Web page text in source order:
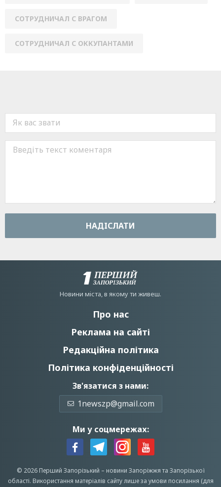
СОТРУДНИЧАЛ С ВРАГОМ
СОТРУДНИЧАЛ С ОККУПАНТАМИ
НАДIСЛАТИ
Новини мiста, в якому ти живеш.
Про нас
Реклама на сайті
Редакційна політика
Політика конфіденційності
Зв'язатися з нами:
1newszp@gmail.com
Ми у соцмережах:
© 2026 Перший Запорізький – новини Запоріжжята Запорізької
області. Використання матеріалів сайту лише за умови посилання (для